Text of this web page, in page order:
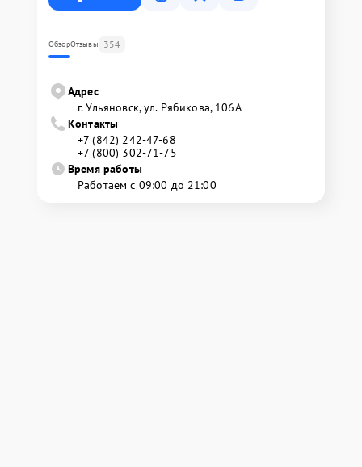
ОбзорОтзывы 354
Адрес
г. Ульяновск, ул. Рябикова, 106А
Контакты
+7 (842) 242-47-68
+7 (800) 302-71-75
Время работы
Работаем с 09:00 до 21:00